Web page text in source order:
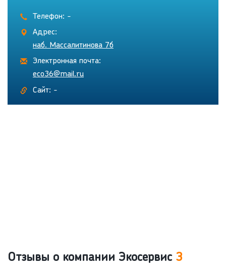
Телефон: -
Адрес:
наб. Массалитинова 7б
Электронная почта:
eco36@mail.ru
Сайт: -
Отзывы о компании Экосервис 3